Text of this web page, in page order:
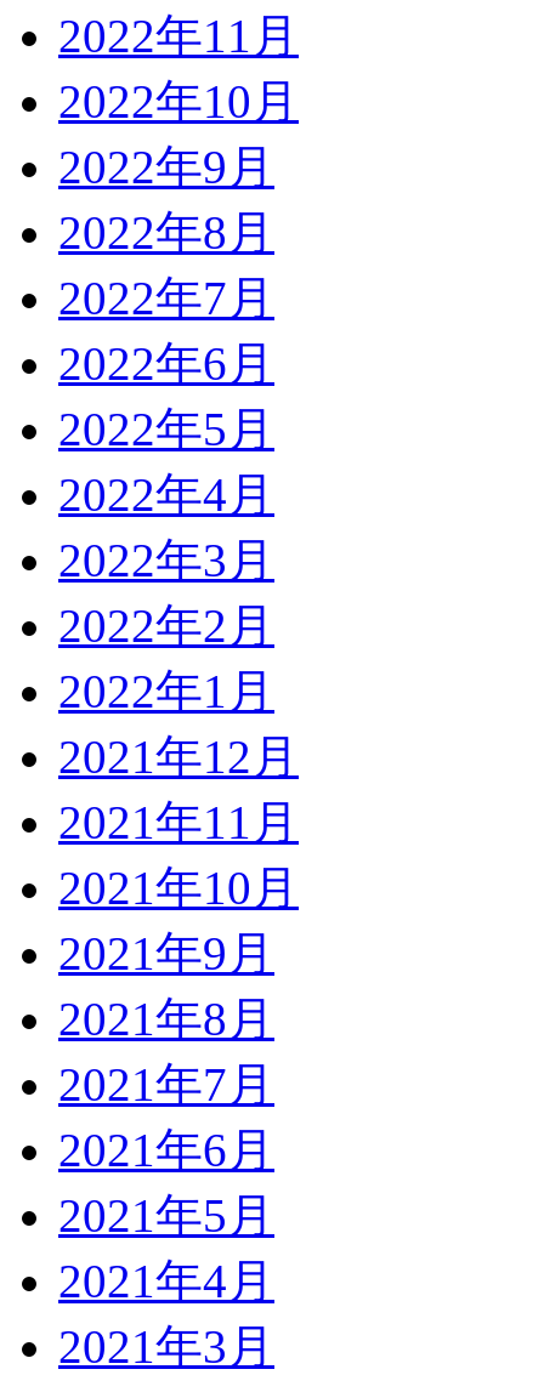
2022年11月
2022年10月
2022年9月
2022年8月
2022年7月
2022年6月
2022年5月
2022年4月
2022年3月
2022年2月
2022年1月
2021年12月
2021年11月
2021年10月
2021年9月
2021年8月
2021年7月
2021年6月
2021年5月
2021年4月
2021年3月